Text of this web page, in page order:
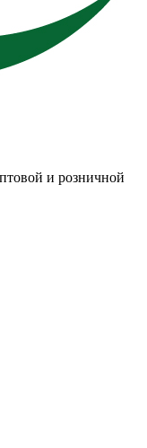
и розничной